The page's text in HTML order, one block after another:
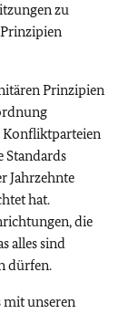
zu
Prinzipien
Konfliktparteien
Standards
Jahrzehnte
hat.
die
alles sind
dürfen.
mit unseren